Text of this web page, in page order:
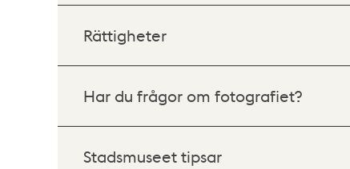
Rättigheter
Har du frågor om fotografiet?
Stadsmuseet tipsar